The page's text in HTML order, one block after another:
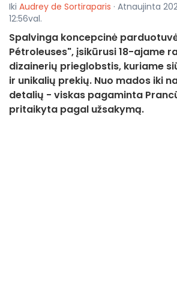
Iki Audrey de Sortiraparis · Atnaujinta
12:56val.
Spalvinga koncepcinė
Pétroleuses", įsikūrusi 18-ajame
dizainerių prieglobstis, kuriame
ir unikalių prekių. Nuo mados iki
detalių - viskas pagaminta
pritaikyta pagal užsakymą.